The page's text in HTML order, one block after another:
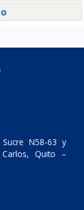
N58-63 y
Quito –